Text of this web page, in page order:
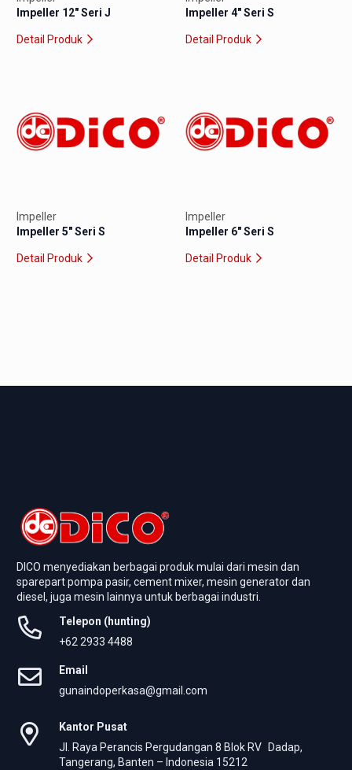
Impeller 12″ Seri J
Detail Produk
Impeller 4″ Seri S
Detail Produk
Impeller
Impeller 5″ Seri S
Detail Produk
Impeller
Impeller 6″ Seri S
Detail Produk
DICO menyediakan berbagai produk mulai dari mesin dan
sparepart pompa pasir, cement mixer, mesin generator dan
diesel, juga mesin lainnya untuk berbagai industri.
Telepon (hunting)
+62 2933 4488
Email
gunaindoperkasa@gmail.com
Kantor Pusat
Jl. Raya Perancis Pergudangan 8 Blok RV Dadap,
Tangerang, Banten – Indonesia 15212